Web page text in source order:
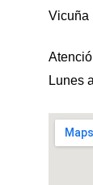
Vicuña
Lunes